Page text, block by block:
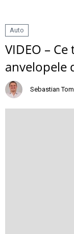
Auto
VIDEO –
anvelopele
Sebastian